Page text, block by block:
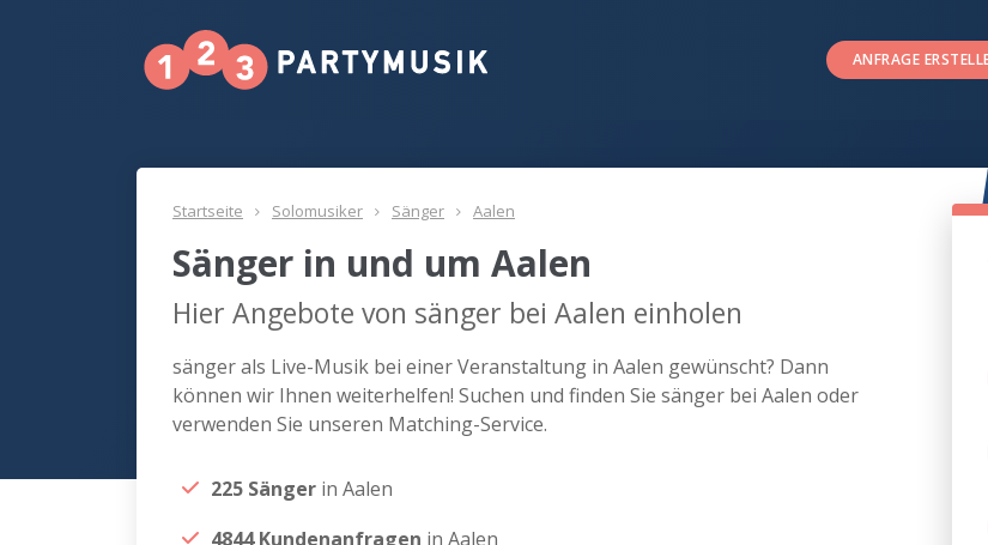
ANFRAGE
Startseite Solomusiker Sänger Aalen
Sänger in und um Aalen
Hier Angebote von sänger bei Aalen einholen
sänger als Live-Musik bei einer Veranstaltung in Aalen gewünscht? Dann
können wir Ihnen weiterhelfen! Suchen und finden Sie sänger bei Aalen oder
verwenden Sie unseren Matching-Service.
225 Sänger in Aalen
4844 Kundenanfragen in Aalen